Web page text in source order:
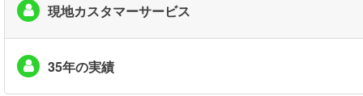
現地カスタマーサービス
35年の実績